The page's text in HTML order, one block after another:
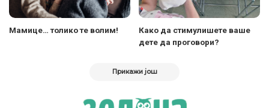
Мамице… толико те волим!
Како да стимулишете ваше
дете да проговори?
Прикажи још